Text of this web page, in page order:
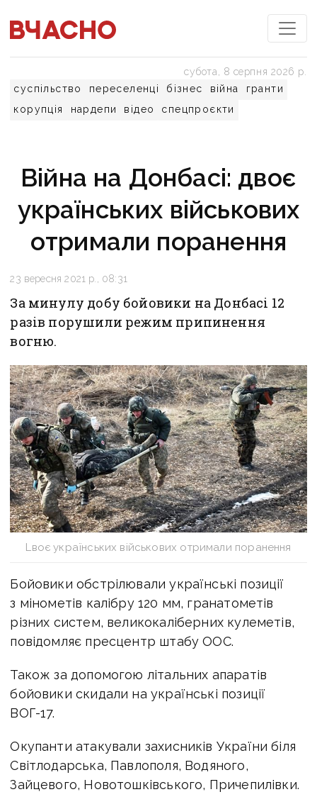
суспільство переселенці бізнес війна
гранти
корупція
нардепи відео спецпроєкти
субота, 8 серпня 2026 р.
Війна на Донбасі: двоє
українських військових
отримали поранення
23 вересня 2021 р., 08:31
За минулу добу бойовики на Донбасі 12
разів порушили режим припинення
вогню.
Lвоє українських військових отримали поранення
Бойовики обстрілювали українські позиції
з мінометів калібру 120 мм, гранатометів
різних систем, великокаліберних кулеметів,
повідомляє пресцентр штабу ООС.
Також за допомогою літальних апаратів
бойовики скидали на українські позиції
ВОГ-17.
Окупанти атакували захисників України біля
Світлодарська, Павлополя, Водяного,
Зайцевого, Новотошківського, Причепилівки.